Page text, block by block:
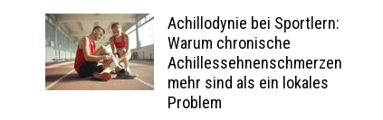
Achillodynie bei Sportlern:
Warum chronische
Achillessehnenschmerzen
mehr sind als ein lokales
Problem